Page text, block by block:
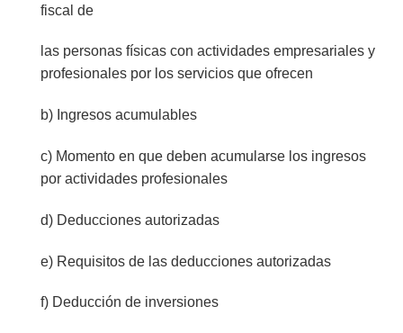
fiscal de
las personas físicas con actividades empresariales y
profesionales por los servicios que ofrecen
b) Ingresos acumulables
c) Momento en que deben acumularse los ingresos
por actividades profesionales
d) Deducciones autorizadas
e) Requisitos de las deducciones autorizadas
f) Deducción de inversiones